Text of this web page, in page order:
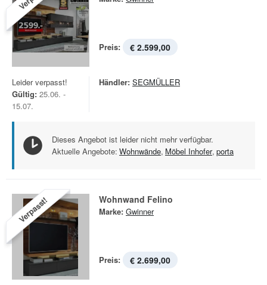
Preis: € 2.599,00
Leider verpasst!
Gültig: 25.06. -
15.07.
Händler: SEGMÜLLER
Dieses Angebot ist leider nicht mehr verfügbar.
Aktuelle Angebote: Wohnwände, Möbel Inhofer, porta
Verpasst! Wohnwand Felino
Marke: Gwinner
Preis: € 2.699,00